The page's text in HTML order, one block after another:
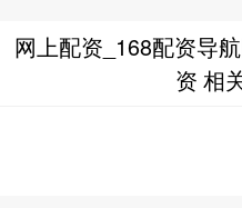
网上配资_168配资导
资 相